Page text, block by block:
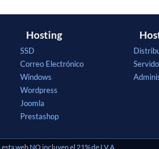
Hosting
SSD
Correo Electrónico
Windows
Wordpress
Joomla
Prestashop
web NO incluyen el 21% de I.V.A.